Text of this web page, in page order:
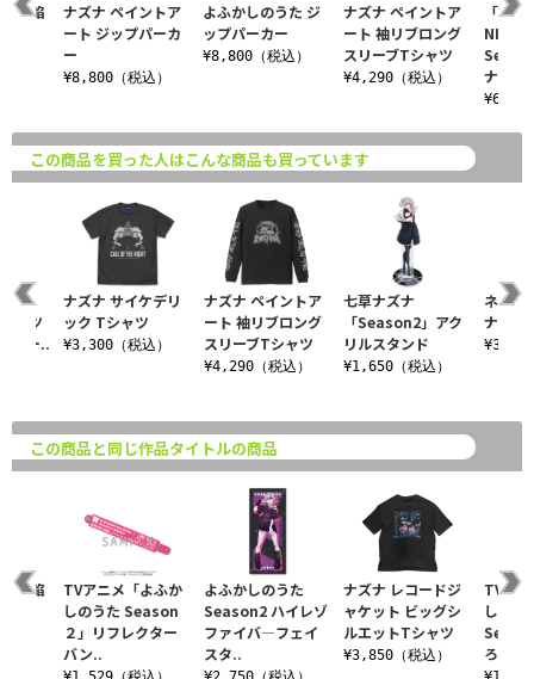
よふかしのうた ジ
ップパーカー
¥8,800（税込）
ナズナ ペイントア
ート 袖リブロング
スリーブTシャツ
¥4,290（税込）
「
NIGHT
ナ..
¥6,930
鶯餡
ナズナ ペイントア
ート ジップパーカ
ー
¥8,800（税込）
この商品を買った人はこんな商品も買っています
ナズナ ペイントア
ート 袖リブロング
スリーブTシャツ
¥4,290（税込）
七草ナズナ
「Season2」アク
リルスタンド
¥1,650（税込）
ネオン
ナ Tシ
¥3,190
た
ャツ
ィー..
ナズナ サイケデリ
ック Tシャツ
¥3,300（税込）
この商品と同じ作品タイトルの商品
よふかしのうた
Season2 ハイレゾ
ファイバ―フェイ
スタ..
ナズナ レコードジ
ャケット ビッグシ
ルエットTシャツ
¥3,850（税込）
TVア
しのう
ろし
鶯餡
TVアニメ「よふか
しのうた Season
２」リフレクター
バン..